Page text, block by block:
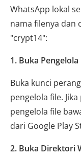
WhatsApp lokal
nama filenya dan
"crypt14":
1. Buka Pengelola
Buka kunci
pengelola file.
pengelola file
dari Google Play
2. Buka Direktori